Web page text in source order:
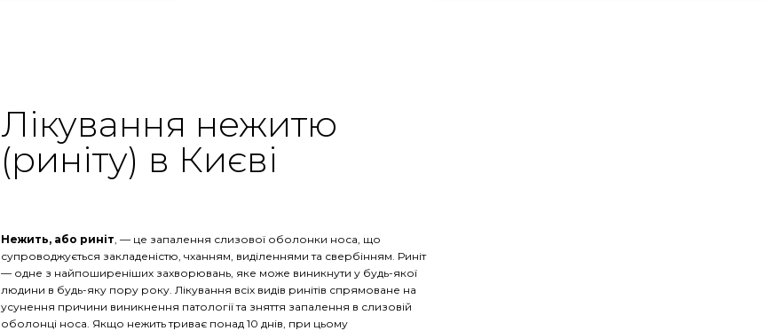
Лікування нежитю
(риніту) в Києві
Нежить, або риніт, — це запалення слизової оболонки носа, що
супроводжується закладеністю, чханням, виділеннями та свербінням. Риніт
— одне з найпоширеніших захворювань, яке може виникнути у будь-якої
людини в будь-яку пору року. Лікування всіх видів ринітів спрямоване на
усунення причини виникнення патології та зняття запалення в слизовій
оболонці носа. Якщо нежить триває понад 10 днів, при цьому